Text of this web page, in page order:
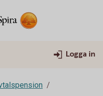
Logga in